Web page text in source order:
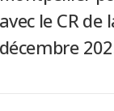
avec le CR
décembre